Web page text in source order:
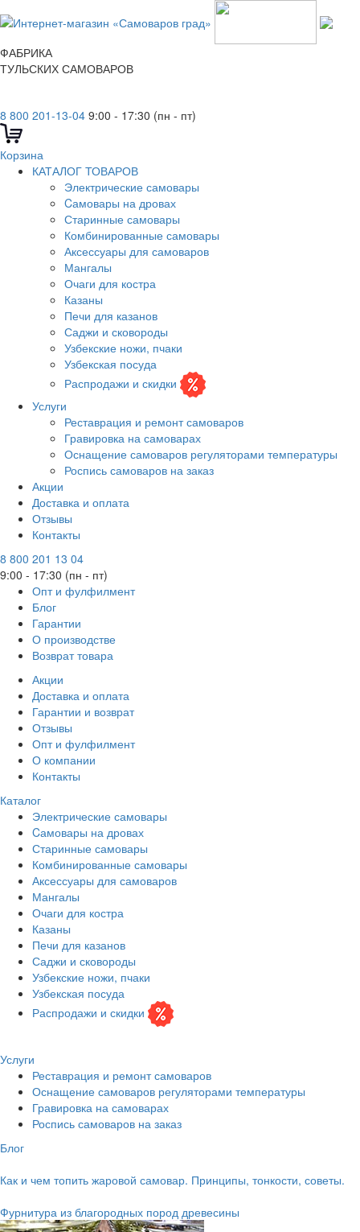
ФАБРИКА
ТУЛЬСКИХ САМОВАРОВ
8 800 201-13-04 9:00 - 17:30 (пн - пт)
Корзина
КАТАЛОГ ТОВАРОВ
Электрические самовары
Cамовары на дровах
Старинные самовары
Комбинированные самовары
Аксессуары для самоваров
Мангалы
Очаги для костра
Казаны
Печи для казанов
Саджи и сковороды
Узбекские ножи, пчаки
Узбекская посуда
Распродажи и скидки
Услуги
Реставрация и ремонт самоваров
Гравировка на самоварах
Оснащение самоваров регуляторами температуры
Роспись самоваров на заказ
Акции
Доставка и оплата
Отзывы
Контакты
8 800 201 13 04
9:00 - 17:30 (пн - пт)
Опт и фулфилмент
Блог
Гарантии
О производстве
Возврат товара
Акции
Доставка и оплата
Гарантии и возврат
Отзывы
Опт и фулфилмент
О компании
Контакты
Каталог
Электрические самовары
Cамовары на дровах
Старинные самовары
Комбинированные самовары
Аксессуары для самоваров
Мангалы
Очаги для костра
Казаны
Печи для казанов
Саджи и сковороды
Узбекские ножи, пчаки
Узбекская посуда
Распродажи и скидки
Услуги
Реставрация и ремонт самоваров
Оснащение самоваров регуляторами температуры
Гравировка на самоварах
Роспись самоваров на заказ
Блог
Как и чем топить жаровой самовар. Принципы, тонкости, советы.
Фурнитура из благородных пород древесины